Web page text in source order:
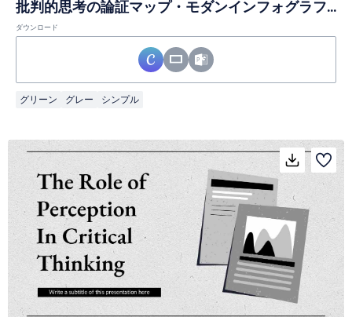
批判的思考の論証マップ・モダンインフォグラフィックスライド
ダウンロード
グリーン グレー シンプル